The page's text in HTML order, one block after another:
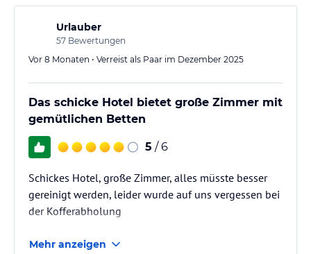
Urlauber
57 Bewertungen
Vor 8 Monaten • Verreist als Paar im Dezember 2025
Das schicke Hotel bietet große Zimmer mit
gemütlichen Betten
5 / 6
Schickes Hotel, große Zimmer, alles müsste besser
gereinigt werden, leider wurde auf uns vergessen bei
der Kofferabholung
Mehr anzeigen